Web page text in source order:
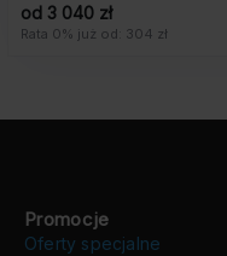
od 3 040 zł
Rata 0% już od: 304 zł
Promocje
Oferty specjalne